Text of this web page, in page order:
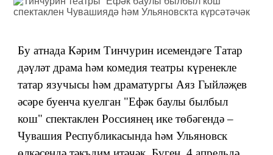
Бу атнада Кәрим Тинчурин исемендәге Татар
дәүләт драма һәм комедия театры күренекле
татар язучысы һәм драматургы Аяз Гыйләҗев
әсәре буенча куелган "Ефәк баулы былбыл
кош" спектаклен Россиянең ике төбәгендә –
Чувашия Республикасында һәм Ульяновск